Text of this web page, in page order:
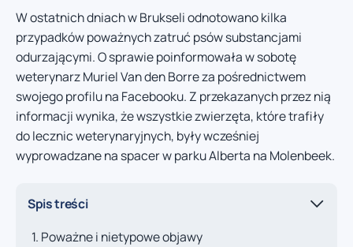
W ostatnich dniach w Brukseli odnotowano kilka
przypadków poważnych zatruć psów substancjami
odurzającymi. O sprawie poinformowała w sobotę
weterynarz Muriel Van den Borre za pośrednictwem
swojego profilu na Facebooku. Z przekazanych przez nią
informacji wynika, że wszystkie zwierzęta, które trafiły
do lecznic weterynaryjnych, były wcześniej
wyprowadzane na spacer w parku Alberta na Molenbeek.
Spis treści
Poważne i nietypowe objawy